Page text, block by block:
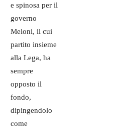
e spinosa per il
governo
Meloni, il cui
partito insieme
alla Lega, ha
sempre
opposto il
fondo,
dipingendolo
come